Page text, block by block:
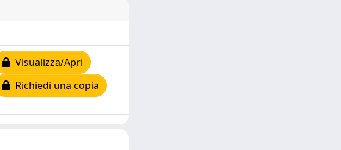
Visualizza/Apri
Richiedi una copia